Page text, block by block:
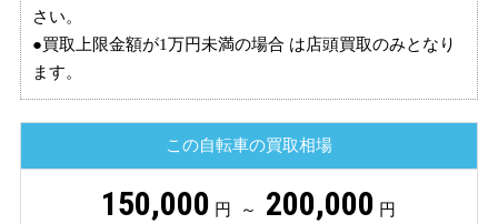
さい。
●買取上限金額が1万円未満の場合 は店頭買取のみとなり
ます。
この自転車の買取相場
150,000 円 ～ 200,000 円